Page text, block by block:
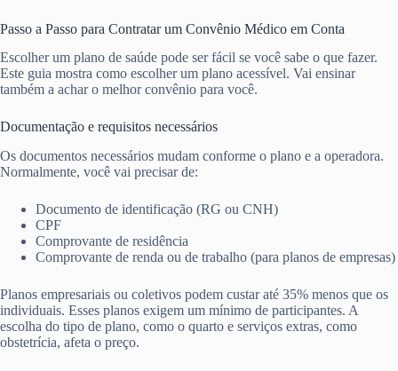
Passo a Passo para Contratar um Convênio Médico em Conta
Escolher um plano de saúde pode ser fácil se você sabe o que fazer.
Este guia mostra como escolher um plano acessível. Vai ensinar
também a achar o melhor convênio para você.
Documentação e requisitos necessários
Os documentos necessários mudam conforme o plano e a operadora.
Normalmente, você vai precisar de:
Documento de identificação (RG ou CNH)
CPF
Comprovante de residência
Comprovante de renda ou de trabalho (para planos de empresas)
Planos empresariais ou coletivos podem custar até 35% menos que os
individuais. Esses planos exigem um mínimo de participantes. A
escolha do tipo de plano, como o quarto e serviços extras, como
obstetrícia, afeta o preço.